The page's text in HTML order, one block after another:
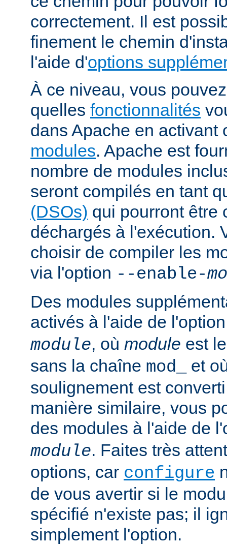
correctement. Il est
finement le chemin
l'aide d'options
À ce niveau, vous
quelles fonctionnalités
dans Apache en activant
modules. Apache est
nombre de modules
seront compilés en tant
(DSOs) qui pourront être
déchargés à l'exécution.
choisir de compiler les
via l'option --enable-
Des modules
activés à l'aide de
module, où module est
sans la chaîne mod_
et
soulignement est
manière similaire, vous
des modules à l'aide de
module. Faites très
options, car configure
de vous avertir si le
spécifié n'existe pas; il
simplement l'option.